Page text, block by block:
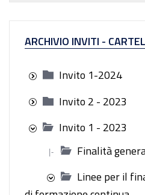
ARCHIVIO INVITI -
Invito 1-2024
Invito 2 - 2023
Invito 1 - 2023
|-
Finalità
Linee per il